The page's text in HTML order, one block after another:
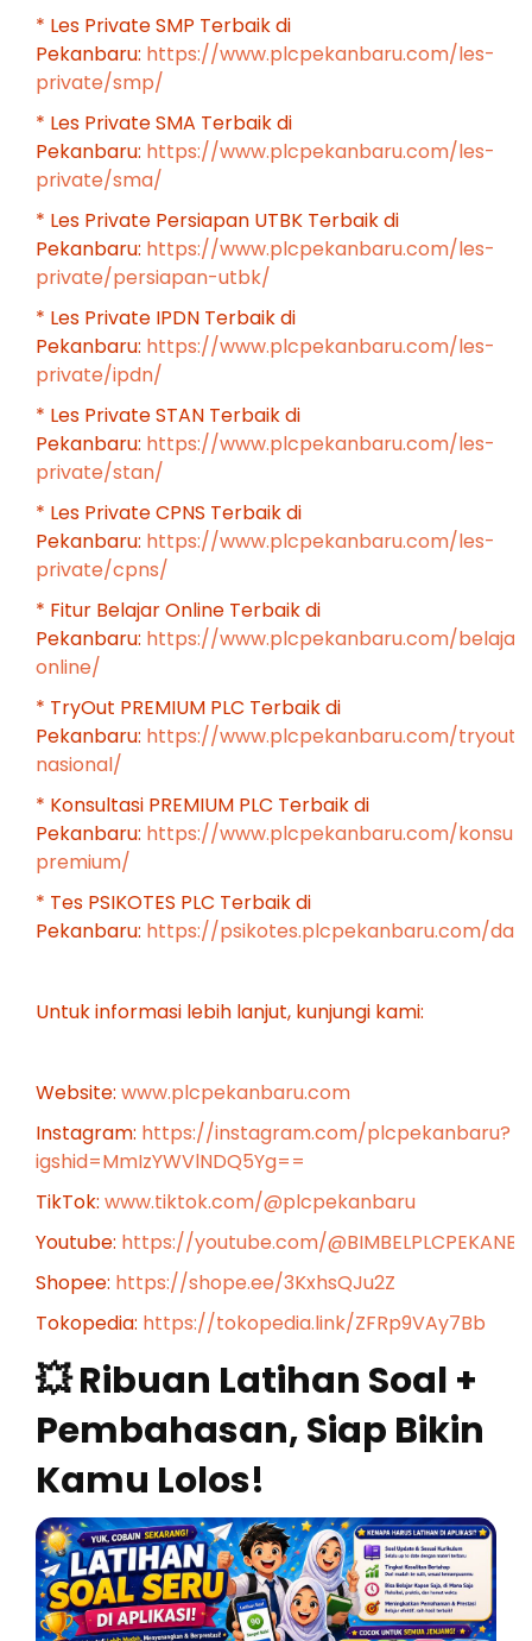
* Les Private SMP Terbaik di
Pekanbaru: https://www.plcpekanbaru.com/les-
private/smp/
* Les Private SMA Terbaik di
Pekanbaru: https://www.plcpekanbaru.com/les-
private/sma/
* Les Private Persiapan UTBK Terbaik di
Pekanbaru: https://www.plcpekanbaru.com/les-
private/persiapan-utbk/
* Les Private IPDN Terbaik di
Pekanbaru: https://www.plcpekanbaru.com/les-
private/ipdn/
* Les Private STAN Terbaik di
Pekanbaru: https://www.plcpekanbaru.com/les-
private/stan/
* Les Private CPNS Terbaik di
Pekanbaru: https://www.plcpekanbaru.com/les-
private/cpns/
* Fitur Belajar Online Terbaik di
Pekanbaru: https://www.plcpekanbaru.com/
online/
* TryOut PREMIUM PLC Terbaik di
Pekanbaru: https://www.plcpekanbaru.com/tryout-
nasional/
* Konsultasi PREMIUM PLC Terbaik di
Pekanbaru: https://www.plcpekanbaru.com/
premium/
* Tes PSIKOTES PLC Terbaik di
Pekanbaru: https://psikotes.plcpekanbaru.com/
Untuk informasi lebih lanjut, kunjungi kami:
Website: www.plcpekanbaru.com
Instagram: https://instagram.com/plcpekanbaru?
igshid=MmIzYWVlNDQ5Yg==
TikTok: www.tiktok.com/@plcpekanbaru
Youtube: https://youtube.com/
Shopee: https://shope.ee/3KxhsQJu2Z
Tokopedia: https://tokopedia.link/ZFRp9VAy7Bb
💥 Ribuan Latihan Soal +
Pembahasan, Siap Bikin
Kamu Lolos!